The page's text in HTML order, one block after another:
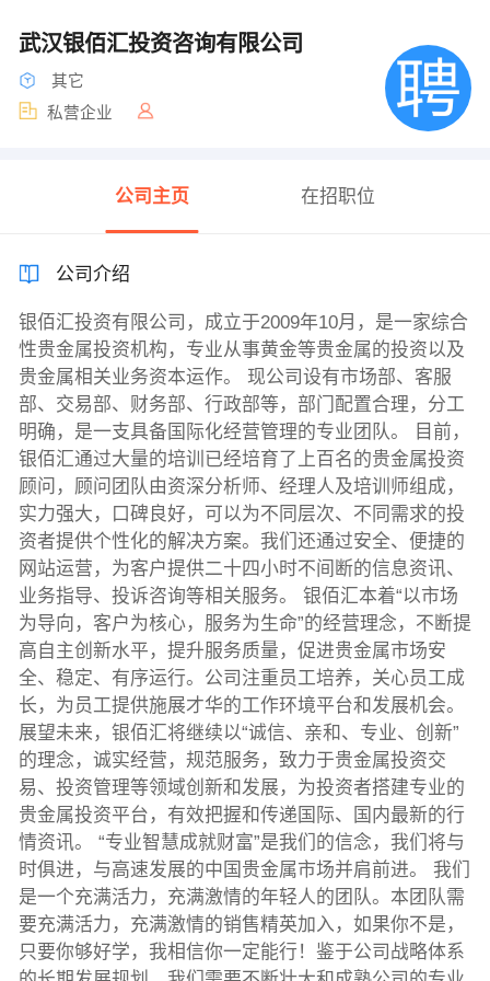
武汉银佰汇投资咨询有限公司
其它
私营企业
公司主页 在招职位
公司介绍
银佰汇投资有限公司，成立于2009年10月，是一家综合
性贵金属投资机构，专业从事黄金等贵金属的投资以及
贵金属相关业务资本运作。 现公司设有市场部、客服
部、交易部、财务部、行政部等，部门配置合理，分工
明确，是一支具备国际化经营管理的专业团队。 目前，
银佰汇通过大量的培训已经培育了上百名的贵金属投资
顾问，顾问团队由资深分析师、经理人及培训师组成，
实力强大，口碑良好，可以为不同层次、不同需求的投
资者提供个性化的解决方案。我们还通过安全、便捷的
网站运营，为客户提供二十四小时不间断的信息资讯、
业务指导、投诉咨询等相关服务。 银佰汇本着“以市场
为导向，客户为核心，服务为生命”的经营理念，不断提
高自主创新水平，提升服务质量，促进贵金属市场安
全、稳定、有序运行。公司注重员工培养，关心员工成
长，为员工提供施展才华的工作环境平台和发展机会。
展望未来，银佰汇将继续以“诚信、亲和、专业、创新”
的理念，诚实经营，规范服务，致力于贵金属投资交
易、投资管理等领域创新和发展，为投资者搭建专业的
贵金属投资平台，有效把握和传递国际、国内最新的行
情资讯。 “专业智慧成就财富”是我们的信念，我们将与
时俱进，与高速发展的中国贵金属市场并肩前进。 我们
是一个充满活力，充满激情的年轻人的团队。本团队需
要充满活力，充满激情的销售精英加入，如果你不是，
只要你够好学，我相信你一定能行！鉴于公司战略体系